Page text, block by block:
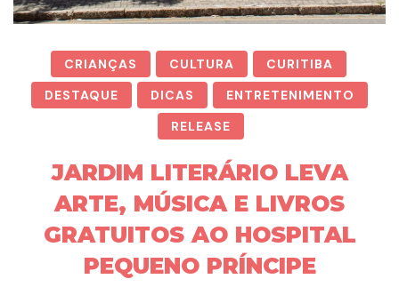
CRIANÇAS CULTURA
CURITIBA
DESTAQUE
DICAS
ENTRETENIMENTO
RELEASE
JARDIM LITERÁRIO LEVA
ARTE, MÚSICA E LIVROS
GRATUITOS AO HOSPITAL
PEQUENO PRÍNCIPE